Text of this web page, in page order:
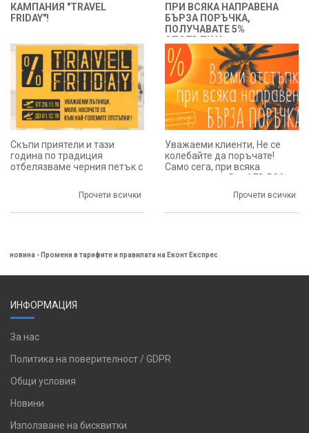
КАМПАНИЯ "TRAVEL
FRIDAY"!
Скъпи приятели и тази
година по традиция
отбелязваме черния петък с
кампания "Travel Friday" ! ...
Прочети всички
ПРИ ВСЯКА НАПРАВЕНА
БЪРЗА ПОРЪЧКА,
ПОЛУЧАВАТЕ 5%
ОТСТЪПКА!
Уважаеми клиенти, Не се
колебайте да поръчате!
Само сега, при всяка
направена от Вас " БЪРЗА
ПОРЪЧКА " , ще получите 5%
Прочети всички
новина - Промени в тарифите и правилата на Еконт Експрес
ИНФОРМАЦИЯ
За нас
Политика на поверителност / GDPR
Общи условия
Новини
Използване на бисквитки